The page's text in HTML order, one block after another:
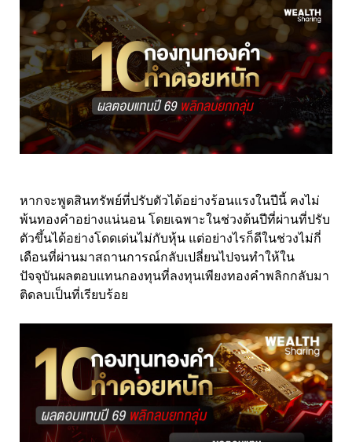
หากจะพูดสินทรัพย์ที่ปรับตัวได้อย่างร้อนแรงในปีนี้ คงไม่
พ้นทองคำอย่างแน่นอน โดยเฉพาะในช่วงต้นปีที่ผ่านที่ปรับ
ตัวขึ้นได้อย่างโดดเด่นไม่กับหุ้น แต่อย่างไรก็ดีในช่วงไม่กี่
เดือนที่ผ่านมาสถานการณ์กลับเปลี่ยนไปจนทำให้ใน
ปัจจุบันผลตอบแทนกองทุนที่ลงทุนเพียงทองคำพลิกกลับมา
ติดลบเป็นที่เรียบร้อย